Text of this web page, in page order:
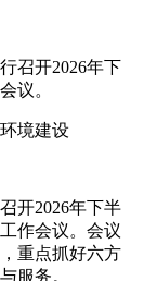
召开2026年下
议。
境建设
开2026年下半
作会议。会议
重点抓好六方
服务。